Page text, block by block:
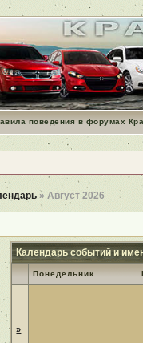
поведения в форумах
» Август 2026
Календарь событий и
Понедельник
»